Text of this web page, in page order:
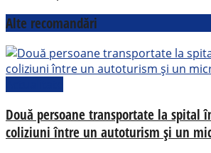
Alte recomandări
Două persoane transportate la spital
coliziuni între un autoturism și un